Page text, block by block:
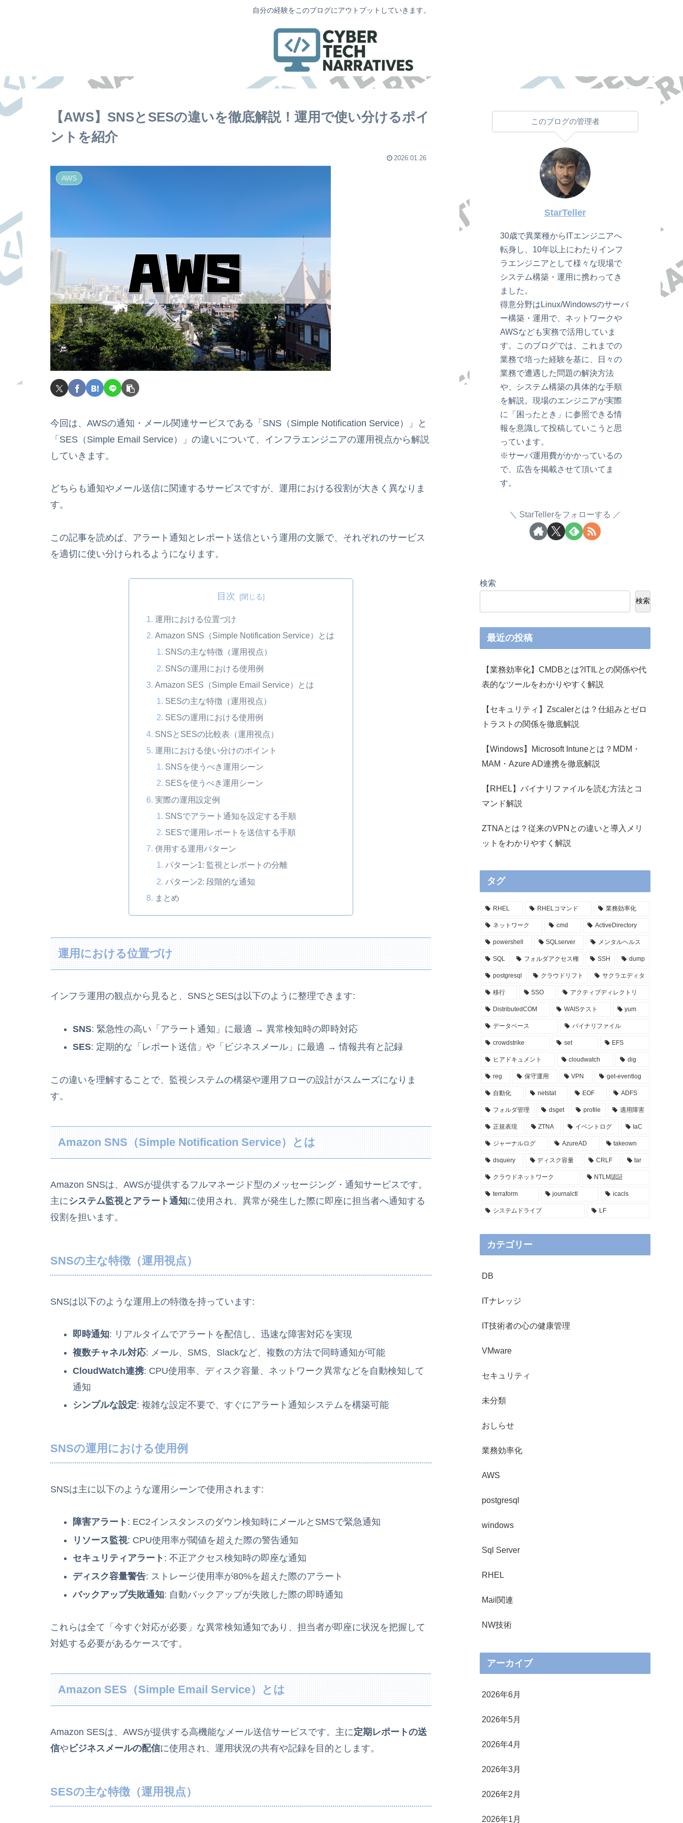
自分の経験をこのブログにアウトプットしていきます。
【AWS】SNSとSESの違いを徹底解説！運用で使い分けるポイ
ントを紹介
2026.01.26
AWS
今回は、AWSの通知・メール関連サービスである「SNS（Simple Notification Service）」と
「SES（Simple Email Service）」の違いについて、インフラエンジニアの運用視点から解説
していきます。
どちらも通知やメール送信に関連するサービスですが、運用における役割が大きく異なりま
す。
この記事を読めば、アラート通知とレポート送信という運用の文脈で、それぞれのサービス
を適切に使い分けられるようになります。
目次
運用における位置づけ
Amazon SNS（Simple Notification Service）とは
SNSの主な特徴（運用視点）
SNSの運用における使用例
Amazon SES（Simple Email Service）とは
SESの主な特徴（運用視点）
SESの運用における使用例
SNSとSESの比較表（運用視点）
運用における使い分けのポイント
SNSを使うべき運用シーン
SESを使うべき運用シーン
実際の運用設定例
SNSでアラート通知を設定する手順
SESで運用レポートを送信する手順
併用する運用パターン
パターン1: 監視とレポートの分離
パターン2: 段階的な通知
まとめ
運用における位置づけ
インフラ運用の観点から見ると、SNSとSESは以下のように整理できます:
SNS: 緊急性の高い「アラート通知」に最適 → 異常検知時の即時対応
SES: 定期的な「レポート送信」や「ビジネスメール」に最適 → 情報共有と記録
この違いを理解することで、監視システムの構築や運用フローの設計がスムーズになりま
す。
Amazon SNS（Simple Notification Service）とは
Amazon SNSは、AWSが提供するフルマネージド型のメッセージング・通知サービスです。
主にシステム監視とアラート通知に使用され、異常が発生した際に即座に担当者へ通知する
役割を担います。
SNSの主な特徴（運用視点）
SNSは以下のような運用上の特徴を持っています:
即時通知: リアルタイムでアラートを配信し、迅速な障害対応を実現
複数チャネル対応: メール、SMS、Slackなど、複数の方法で同時通知が可能
CloudWatch連携: CPU使用率、ディスク容量、ネットワーク異常などを自動検知して
通知
シンプルな設定: 複雑な設定不要で、すぐにアラート通知システムを構築可能
SNSの運用における使用例
SNSは主に以下のような運用シーンで使用されます:
障害アラート : EC2インスタンスのダウン検知時にメールとSMSで緊急通知
リソース監視: CPU使用率が閾値を超えた際の警告通知
セキュリティアラート : 不正アクセス検知時の即座な通知
ディスク容量警告: ストレージ使用率が80%を超えた際のアラート
バックアップ失敗通知: 自動バックアップが失敗した際の即時通知
これらは全て「今すぐ対応が必要」な異常検知通知であり、担当者が即座に状況を把握して
対処する必要があるケースです。
Amazon SES（Simple Email Service）とは
Amazon SESは、AWSが提供する高機能なメール送信サービスです。主に定期レポートの送
信や ビジネスメールの配信に使用され、運用状況の共有や記録を目的とします。
SESの主な特徴（運用視点）
このブログの管理者
StarTeller
30歳で異業種からITエンジニアへ
転身し、10年以上にわたりインフ
ラエンジニアとして様々な現場で
システム構築・運用に携わってき
ました。
得意分野はLinux/Windowsのサーバ
ー構築・運用で、ネットワークや
AWSなども実務で活用していま
す。このブログでは、これまでの
業務で培った経験を基に、日々の
業務で遭遇した問題の解決方法
や、システム構築の具体的な手順
を解説。現場のエンジニアが実際
に「困ったとき」に参照できる情
報を意識して投稿していこうと思
っています。
※サーバ運用費がかかっているの
で、広告を掲載させて頂いてま
す。
StarTellerをフォローする
検索
検索
最近の投稿
【業務効率化】CMDBとは?ITILとの関係や代
表的なツールをわかりやすく解説
【セキュリティ】Zscalerとは？仕組みとゼロ
トラストの関係を徹底解説
【Windows】Microsoft Intuneとは？MDM・
MAM・Azure AD連携を徹底解説
【RHEL】バイナリファイルを読む方法とコ
マンド解説
ZTNAとは？従来のVPNとの違いと導入メリ
ットをわかりやすく解説
タグ
RHEL RHELコマンド 業務効率化
ネットワーク cmd ActiveDirectory
powershell SQLserver メンタルヘルス
SQL フォルダアクセス権 SSH dump
postgresql クラウドリフト サクラエディタ
移行 SSO アクティブディレクトリ
DistributedCOM WAISテスト yum
データベース バイナリファイル
crowdstrike set EFS
ヒアドキュメント cloudwatch dig
reg 保守運用 VPN get-eventlog
自動化 netstat EOF ADFS
フォルダ管理 dsget profile 適用障害
正規表現 ZTNA イベントログ IaC
ジャーナルログ AzureAD takeown
dsquery ディスク容量 CRLF tar
クラウドネットワーク NTLM認証
terraform journalctl icacls
システムドライブ LF
カテゴリー
DB
ITナレッジ
IT技術者の心の健康管理
VMware
セキュリティ
未分類
おしらせ
業務効率化
AWS
postgresql
windows
Sql Server
RHEL
Mail関連
NW技術
アーカイブ
2026年6月
2026年5月
2026年4月
2026年3月
2026年2月
2026年1月